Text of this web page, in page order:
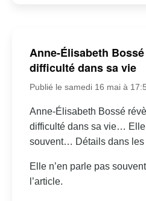
Anne-Élisabeth
difficulté dans sa vie
Publié le samedi 16 mai à
Anne-Élisabeth Bossé
difficulté dans sa vie… Elle
souvent… Détails dans les
Elle n’en parle pas
l’article.